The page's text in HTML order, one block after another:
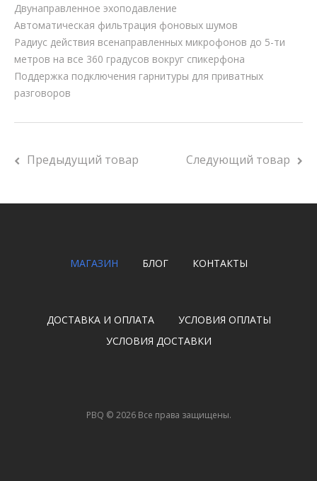
Двунаправленное эхоподавление
Автоматическая фильтрация фоновых шумов
Радиус действия всенаправленных микрофонов до 5-ти
метров на все 360 градусов вокруг спикерфона
Поддержка подключения гарнитуры для приватных
разговоров
Предыдущий товар Следующий товар
МАГАЗИН БЛОГ КОНТАКТЫ
ДОСТАВКА И ОПЛАТА
УСЛОВИЯ ОПЛАТЫ
УСЛОВИЯ ДОСТАВКИ
PBQ © 2026Все права защищены.